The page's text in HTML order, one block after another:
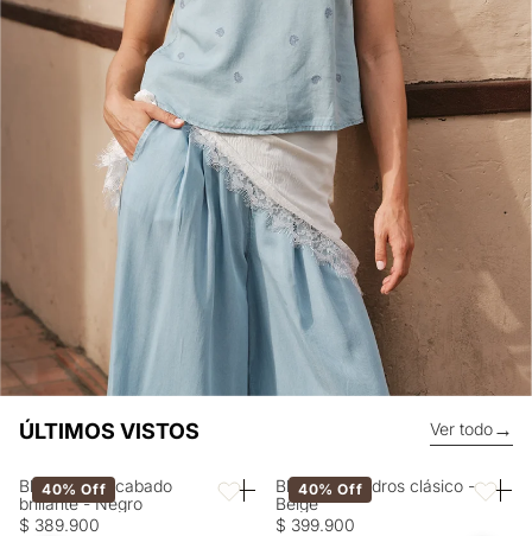
ÚLTIMOS VISTOS Ver todo→
40% Off Favoritos
Blazer con acabado
brillante - Negro
$ 389.900
40% Off
Blazer a cuadros clásico -
Beige
$ 399.900